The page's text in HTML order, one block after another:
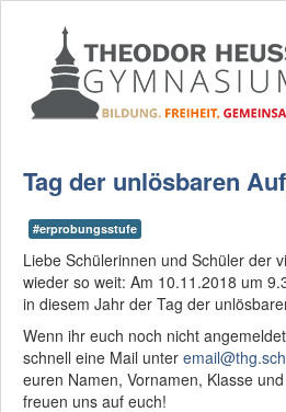
Tag der unlösbaren
#erprobungsstufe
Liebe Schülerinnen und Schüler der
wieder so weit: Am 10.11.2018 um
in diesem Jahr der Tag der
Wenn ihr euch noch nicht
schnell eine Mail unter
euren Namen, Vornamen, Klasse
freuen uns auf euch!